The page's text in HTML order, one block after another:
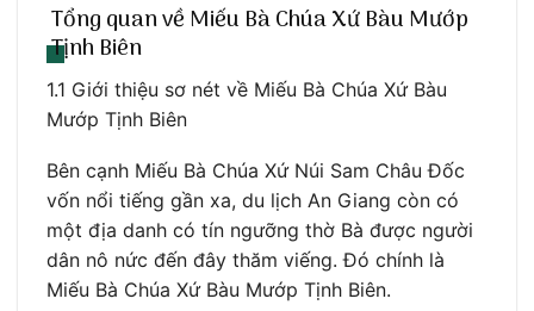
Tổng quan về Miếu Bà Chúa Xứ Bàu Mướp
Tịnh Biên
1.1 Giới thiệu sơ nét về Miếu Bà Chúa Xứ Bàu
Mướp Tịnh Biên
Bên cạnh Miếu Bà Chúa Xứ Núi Sam Châu Đốc
vốn nổi tiếng gần xa, du lịch An Giang còn có
một địa danh có tín ngưỡng thờ Bà được người
dân nô nức đến đây thăm viếng. Đó chính là
Miếu Bà Chúa Xứ Bàu Mướp Tịnh Biên.